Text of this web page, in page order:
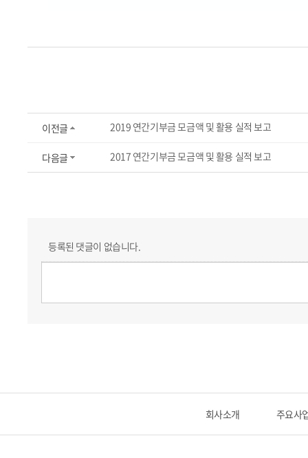
이전글 2019 연간기부금 모금액 및 활용 실적 보고
다음글 2017 연간기부금 모금액 및 활용 실적 보고
등록된 댓글이 없습니다.
회사소개 주요사